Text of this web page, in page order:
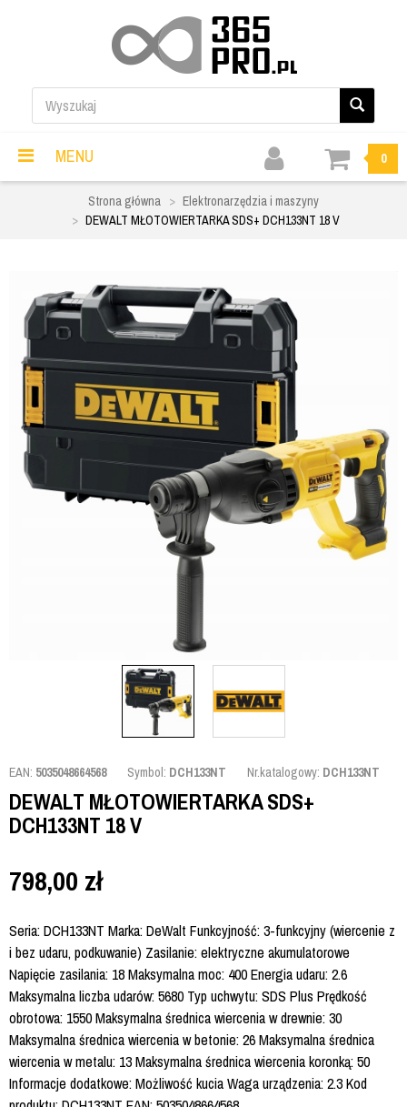
MENU 0
Strona główna
Elektronarzędzia i maszyny
DEWALT MŁOTOWIERTARKA SDS+ DCH133NT 18 V
EAN: 5035048664568 Symbol: DCH133NT Nr.katalogowy: DCH133NT
DEWALT MŁOTOWIERTARKA SDS+
DCH133NT 18 V
798,00 zł
Seria: DCH133NT Marka: DeWalt Funkcyjność: 3-funkcyjny (wiercenie z
i bez udaru, podkuwanie) Zasilanie: elektryczne akumulatorowe
Napięcie zasilania: 18 Maksymalna moc: 400 Energia udaru: 2.6
Maksymalna liczba udarów: 5680 Typ uchwytu: SDS Plus Prędkość
obrotowa: 1550 Maksymalna średnica wiercenia w drewnie: 30
Maksymalna średnica wiercenia w betonie: 26 Maksymalna średnica
wiercenia w metalu: 13 Maksymalna średnica wiercenia koronką: 50
Informacje dodatkowe: Możliwość kucia Waga urządzenia: 2.3 Kod